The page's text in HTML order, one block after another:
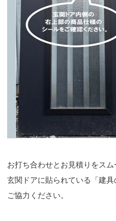
お打ち合わせとお見積りをスム
玄関ドアに貼られている「建
ご協力ください。